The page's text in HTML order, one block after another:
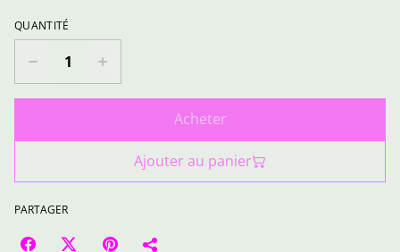
QUANTITÉ
Acheter
Ajouter au panier
PARTAGER